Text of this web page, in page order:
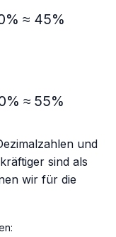
× 100\%≈
≈ 45%
× 100\%
≈ 55%
und
sind als
wir für die